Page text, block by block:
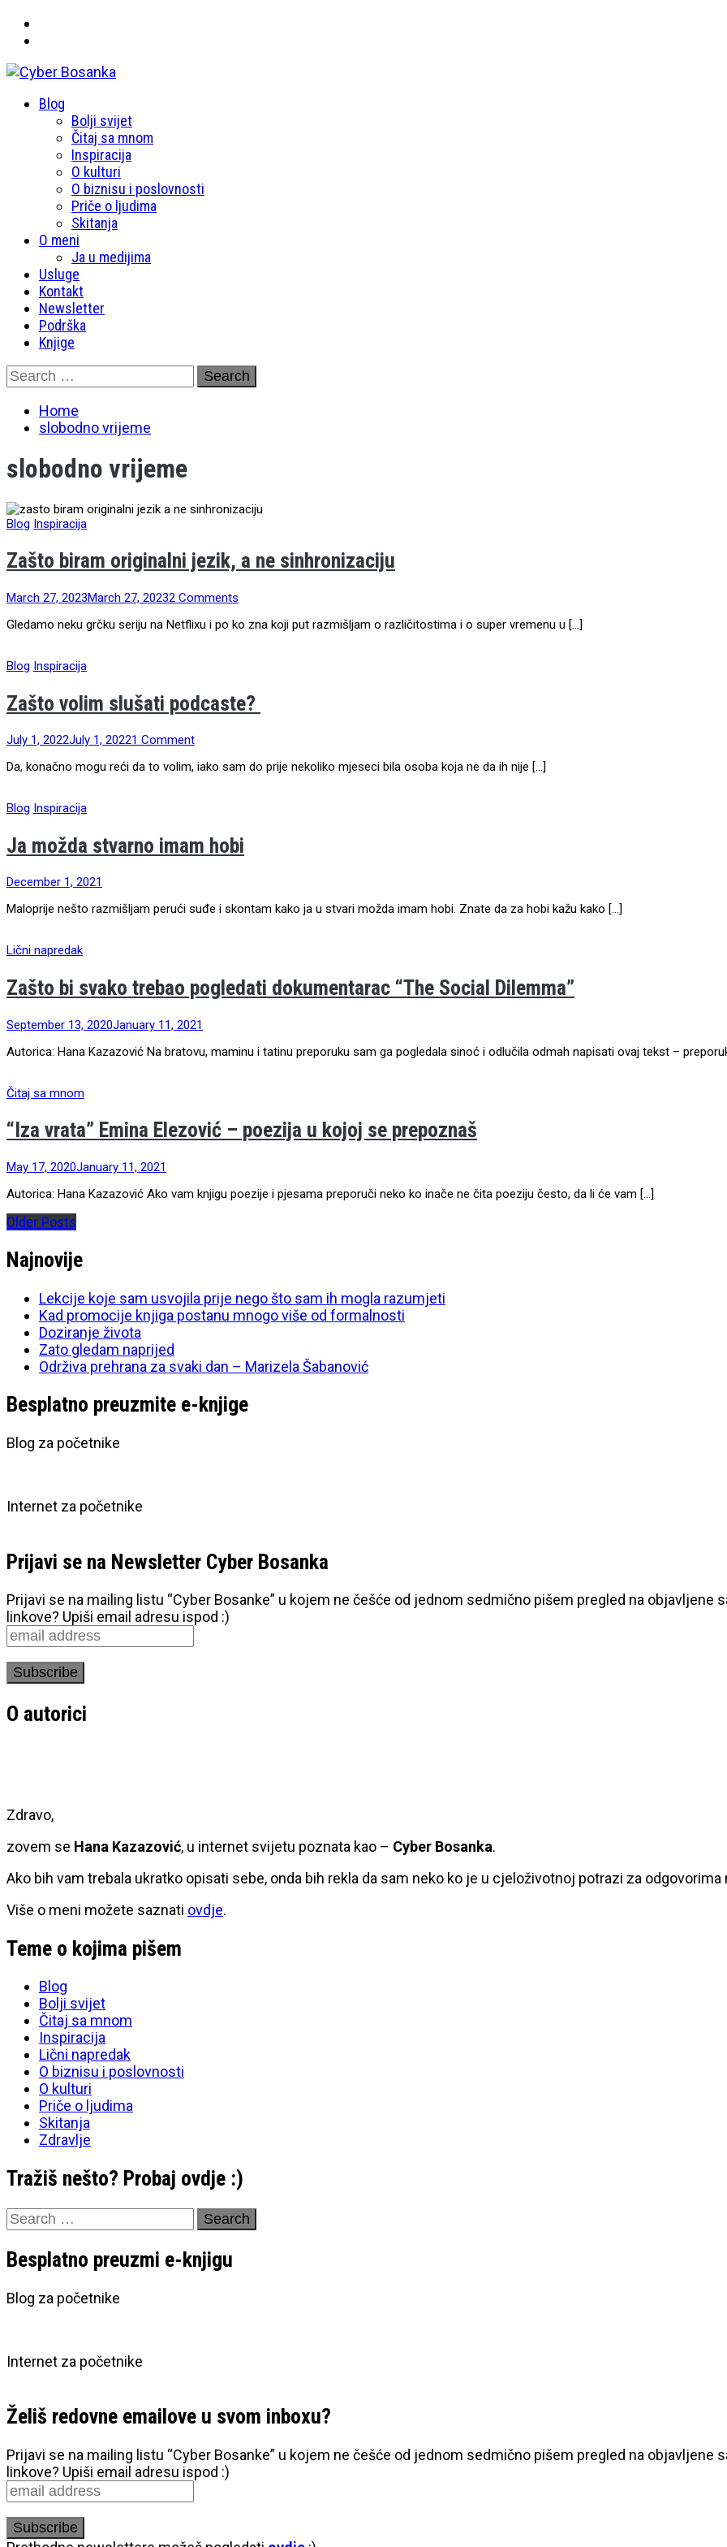
Cyber Bosanka
Primary
Blog
Bolji svijet
Čitaj sa mnom
Inspiracija
O kulturi
O biznisu i poslovnosti
Priče o ljudima
Skitanja
O meni
Ja u medijima
Usluge
Kontakt
Newsletter
Podrška
Knjige
Skip
to
content
Search
for:
Home
slobodno vrijeme
slobodno vrijeme
Blog Inspiracija
Zašto biram originalni jezik, a ne sinhronizaciju
March 27, 2023March 27, 20232 Comments
Gledamo neku grčku seriju na Netflixu i po ko zna koji put razmišljam o različitostima i o super vremenu u […]
Blog Inspiracija
Zašto volim slušati podcaste?
July 1, 2022July 1, 20221 Comment
Da, konačno mogu reći da to volim, iako sam do prije nekoliko mjeseci bila osoba koja ne da ih nije […]
Blog Inspiracija
Ja možda stvarno imam hobi
December 1, 2021
Maloprije nešto razmišljam perući suđe i skontam kako ja u stvari možda imam hobi. Znate da za hobi kažu kako […]
Lični napredak
Zašto bi svako trebao pogledati dokumentarac “The Social Dilemma”
September 13, 2020January 11, 2021
Autorica: Hana Kazazović Na bratovu, maminu i tatinu preporuku sam ga pogledala sinoć i odlučila odmah napisati ovaj tekst –
Čitaj sa mnom
“Iza vrata” Emina Elezović – poezija u kojoj se prepoznaš
May 17, 2020January 11, 2021
Autorica: Hana Kazazović Ako vam knjigu poezije i pjesama preporuči neko ko inače ne čita poeziju često, da li će vam […]
Older Posts
Najnovije
Lekcije koje sam usvojila prije nego što sam ih mogla razumjeti
Kad promocije knjiga postanu mnogo više od formalnosti
Doziranje života
Zato gledam naprijed
Održiva prehrana za svaki dan – Marizela Šabanović
Besplatno preuzmite e-knjige
Blog za početnike
Internet za početnike
Prijavi se na Newsletter Cyber Bosanka
Prijavi se na mailing listu “Cyber Bosanke” u kojem ne češće od jednom sedmično pišem pregled na objavljene
linkove? Upiši email adresu ispod :)
O autorici
Zdravo,
zovem se Hana Kazazović, u internet svijetu poznata kao – Cyber Bosanka.
Ako bih vam trebala ukratko opisati sebe, onda bih rekla da sam neko ko je u cjeloživotnoj potrazi za
Više o meni možete saznati ovdje.
Teme o kojima pišem
Blog
Bolji svijet
Čitaj sa mnom
Inspiracija
Lični napredak
O biznisu i poslovnosti
O kulturi
Priče o ljudima
Skitanja
Zdravlje
Tražiš nešto? Probaj ovdje :)
Search
for:
Besplatno preuzmi e-knjigu
Blog za početnike
Internet za početnike
Želiš redovne emailove u svom inboxu?
Prijavi se na mailing listu “Cyber Bosanke” u kojem ne češće od jednom sedmično pišem pregled na objavljene
linkove? Upiši email adresu ispod :)